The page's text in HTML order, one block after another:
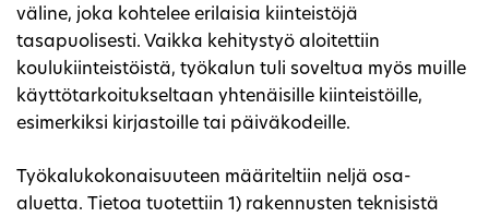
väline, joka kohtelee erilaisia kiinteistöjä
tasapuolisesti. Vaikka kehitystyö aloitettiin
koulukiinteistöistä, työkalun tuli soveltua myös muille
käyttötarkoitukseltaan yhtenäisille kiinteistöille,
esimerkiksi kirjastoille tai päiväkodeille.
Työkalukokonaisuuteen määriteltiin neljä osa-
aluetta. Tietoa tuotettiin 1) rakennusten teknisistä